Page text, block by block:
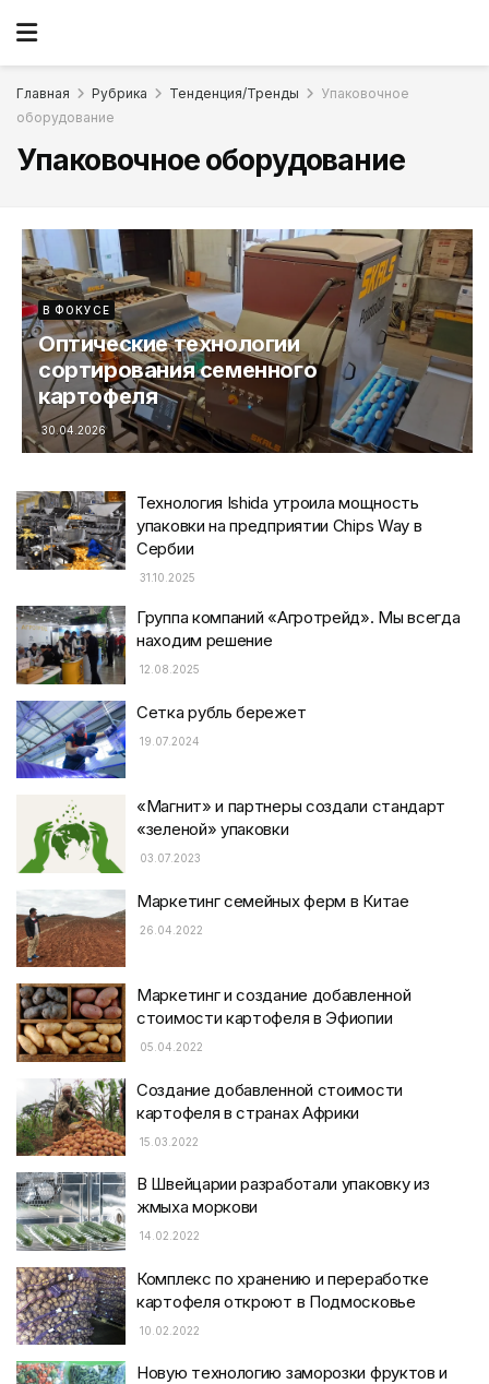
Главная Рубрика Тенденция/Тренды
Упаковочное
оборудование
Упаковочное оборудование
В ФОКУСЕ
Оптические технологии
сортирования семенного
картофеля
30.04.2026
Технология Ishida утроила мощность
упаковки на предприятии Chips Way в
Сербии
31.10.2025
Группа компаний «Агротрейд». Мы всегда
находим решение
12.08.2025
Сетка рубль бережет
19.07.2024
«Магнит» и партнеры создали стандарт
«зеленой» упаковки
03.07.2023
Маркетинг семейных ферм в Китае
26.04.2022
Маркетинг и создание добавленной
стоимости картофеля в Эфиопии
05.04.2022
Создание добавленной стоимости
картофеля в странах Африки
15.03.2022
В Швейцарии разработали упаковку из
жмыха моркови
14.02.2022
Комплекс по хранению и переработке
картофеля откроют в Подмосковье
10.02.2022
Новую технологию заморозки фруктов и